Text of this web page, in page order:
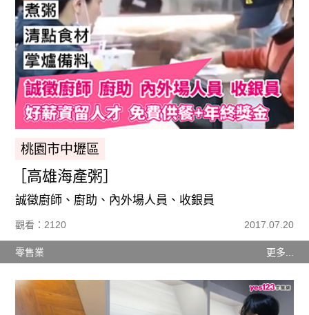
桃園市中壢區
［高雄海產粥］
誠徵廚師、廚助、內外場人員、收銀員
觀看：2120 2017.07.20
零售業 更多...